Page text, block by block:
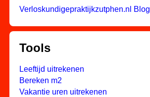
Verloskundigepraktijkzutphen.nl Blog
Tools
Leeftijd uitrekenen
Bereken m2
Vakantie uren uitrekenen